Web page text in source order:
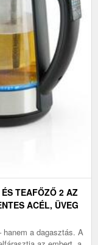
TEAFŐZŐ 2 AZ
ACÉL, ÜVEG
a dagasztás. A